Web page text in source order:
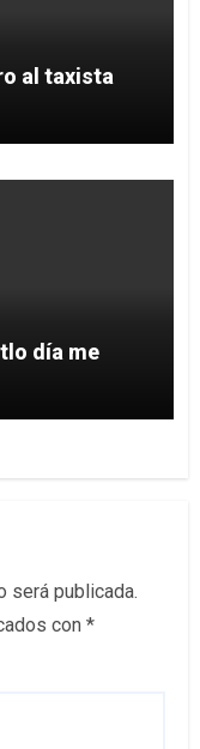
al taxista
será publicada.
con *